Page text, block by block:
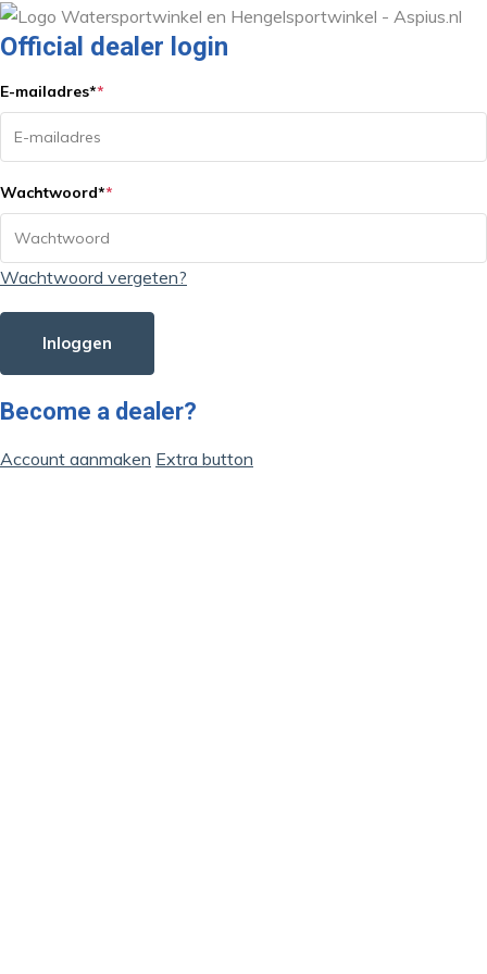
Official dealer login
E-mailadres**
Wachtwoord**
Wachtwoord vergeten?
Inloggen
Become a dealer?
Account aanmaken Extra button